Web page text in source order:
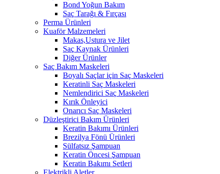
Bond Yoğun Bakım
Saç Tarağı & Fırçası
Perma Ürünleri
Kuaför Malzemeleri
Makas,Ustura ve Jilet
Saç Kaynak Ürünleri
Diğer Ürünler
Saç Bakım Maskeleri
Boyalı Saçlar için Saç Maskeleri
Keratinli Saç Maskeleri
Nemlendirici Saç Maskeleri
Kırık Önleyici
Onarıcı Saç Maskeleri
Düzleştirici Bakım Ürünleri
Keratin Bakımı Ürünleri
Brezilya Fönü Ürünleri
Sülfatsız Şampuan
Keratin Öncesi Şampuan
Keratin Bakımı Setleri